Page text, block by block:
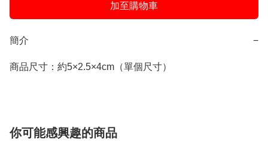
加至購物車
簡介 −
商品尺寸：約5×2.5×4cm（單個尺寸）
你可能感興趣的商品